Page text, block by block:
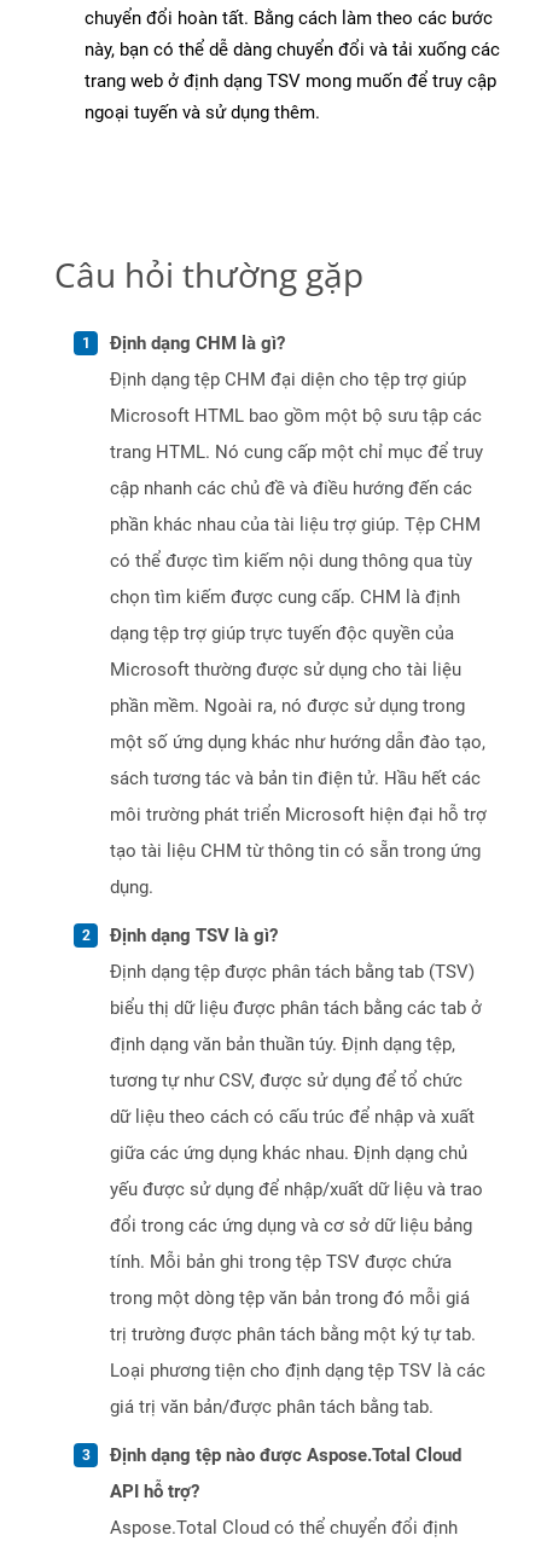
chuyển đổi hoàn tất. Bằng cách làm theo các bước
này, bạn có thể dễ dàng chuyển đổi và tải xuống các
trang web ở định dạng TSV mong muốn để truy cập
ngoại tuyến và sử dụng thêm.
Câu hỏi thường gặp
Định dạng CHM là gì?
Định dạng tệp CHM đại diện cho tệp trợ giúp
Microsoft HTML bao gồm một bộ sưu tập các
trang HTML. Nó cung cấp một chỉ mục để truy
cập nhanh các chủ đề và điều hướng đến các
phần khác nhau của tài liệu trợ giúp. Tệp CHM
có thể được tìm kiếm nội dung thông qua tùy
chọn tìm kiếm được cung cấp. CHM là định
dạng tệp trợ giúp trực tuyến độc quyền của
Microsoft thường được sử dụng cho tài liệu
phần mềm. Ngoài ra, nó được sử dụng trong
một số ứng dụng khác như hướng dẫn đào tạo,
sách tương tác và bản tin điện tử. Hầu hết các
môi trường phát triển Microsoft hiện đại hỗ trợ
tạo tài liệu CHM từ thông tin có sẵn trong ứng
dụng.
Định dạng TSV là gì?
Định dạng tệp được phân tách bằng tab (TSV)
biểu thị dữ liệu được phân tách bằng các tab ở
định dạng văn bản thuần túy. Định dạng tệp,
tương tự như CSV, được sử dụng để tổ chức
dữ liệu theo cách có cấu trúc để nhập và xuất
giữa các ứng dụng khác nhau. Định dạng chủ
yếu được sử dụng để nhập/xuất dữ liệu và trao
đổi trong các ứng dụng và cơ sở dữ liệu bảng
tính. Mỗi bản ghi trong tệp TSV được chứa
trong một dòng tệp văn bản trong đó mỗi giá
trị trường được phân tách bằng một ký tự tab.
Loại phương tiện cho định dạng tệp TSV là các
giá trị văn bản/được phân tách bằng tab.
Định dạng tệp nào được Aspose.Total Cloud
API hỗ trợ?
Aspose.Total Cloud có thể chuyển đổi định